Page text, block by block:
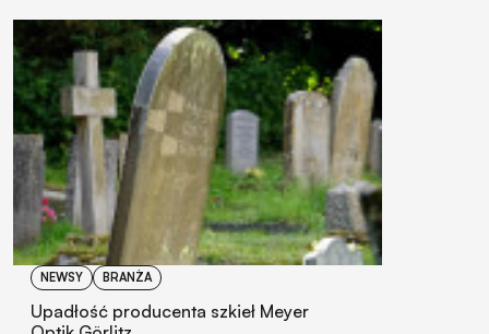
NEWSY BRANŻA
Upadłość producenta szkieł Meyer